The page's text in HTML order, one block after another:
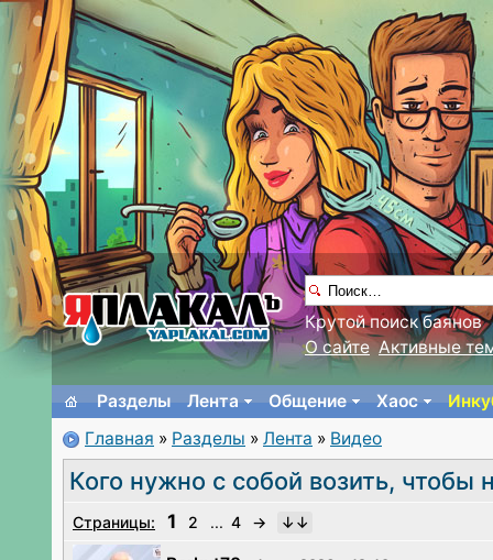
Крутой поиск баянов
О сайте Активные
Разделы Лента Общение Хаос
Главная » Разделы » Лента » Видео
Кого нужно с собой возить,
Страницы: 1 2 ... 4 →